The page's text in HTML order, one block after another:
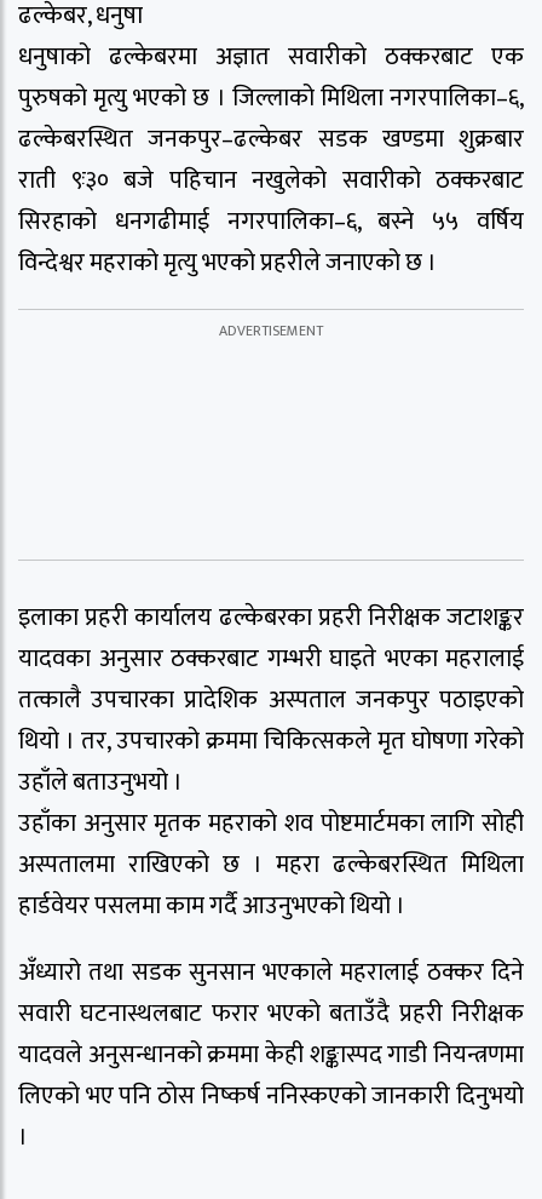
ढल्केबर, धनुषा
धनुषाको ढल्केबरमा अज्ञात सवारीको ठक्करबाट एक
पुरुषको मृत्यु भएको छ । जिल्लाको मिथिला नगरपालिका–६,
ढल्केबरस्थित जनकपुर–ढल्केबर सडक खण्डमा शुक्रबार
राती ९ः३० बजे पहिचान नखुलेको सवारीको ठक्करबाट
सिरहाको धनगढीमाई नगरपालिका–६, बस्ने ५५ वर्षिय
विन्देश्वर महराको मृत्यु भएको प्रहरीले जनाएको छ ।
इलाका प्रहरी कार्यालय ढल्केबरका प्रहरी निरीक्षक जटाशङ्कर
यादवका अनुसार ठक्करबाट गम्भरी घाइते भएका महरालाई
तत्कालै उपचारका प्रादेशिक अस्पताल जनकपुर पठाइएको
थियो । तर, उपचारको क्रममा चिकित्सकले मृत घोषणा गरेको
उहाँले बताउनुभयो ।
उहाँका अनुसार मृतक महराको शव पोष्टमार्टमका लागि सोही
अस्पतालमा राखिएको छ । महरा ढल्केबरस्थित मिथिला
हार्डवेयर पसलमा काम गर्दै आउनुभएको थियो ।
अँध्यारो तथा सडक सुनसान भएकाले महरालाई ठक्कर दिने
सवारी घटनास्थलबाट फरार भएको बताउँदै प्रहरी निरीक्षक
यादवले अनुसन्धानको क्रममा केही शङ्कास्पद गाडी नियन्त्रणमा
लिएको भए पनि ठोस निष्कर्ष ननिस्कएको जानकारी दिनुभयो
।